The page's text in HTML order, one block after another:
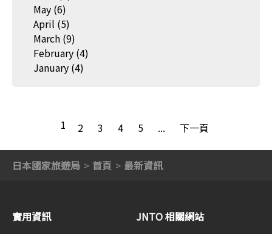
May (6)
April (5)
March (9)
February (4)
January (4)
1 2 3 4 5 ... 下一頁
日本國家旅遊局 首頁 最新資訊
實用資訊 JNTO 相關網站